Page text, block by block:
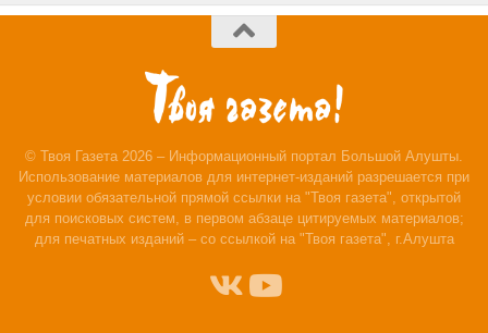
© Твоя Газета 2026 – Информационный портал Большой Алушты.
Использование материалов для интернет-изданий разрешается при
условии обязательной прямой ссылки на "Твоя газета", открытой
для поисковых систем, в первом абзаце цитируемых материалов;
для печатных изданий – со ссылкой на "Твоя газета", г.Алушта